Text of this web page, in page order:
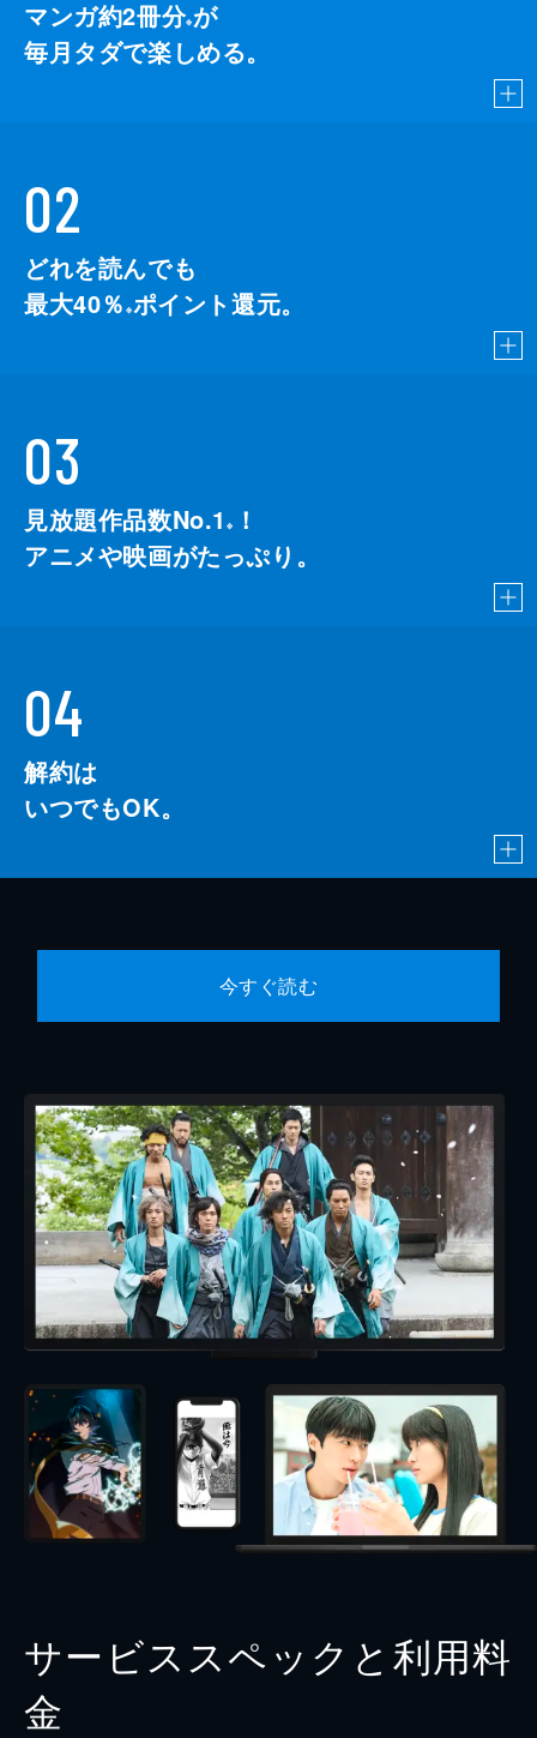
マンガ約2冊分※が
毎月タダで楽しめる。
02
どれを読んでも
最大40％ ※ポイント還元。
03
見放題作品数No.1 ※
！
アニメや映画がたっぷり。
04
解約は
いつでもOK。
今すぐ読む
サービススペックと利用料
金